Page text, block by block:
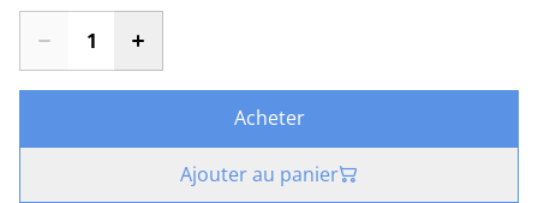
Acheter
Ajouter au panier